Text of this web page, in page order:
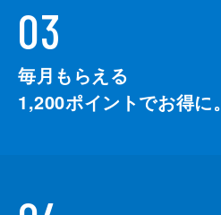
03
毎月もらえる
1,200ポイントでお得に。